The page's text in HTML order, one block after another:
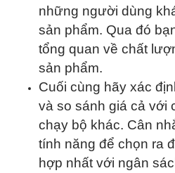
những người dùng
sản phẩm. Qua đó
tổng quan về chất
sản phẩm.
Cuối cùng hãy xác
và so sánh giá cả với
chạy bộ khác. Cân
tính năng để chọn ra
hợp nhất với ngân